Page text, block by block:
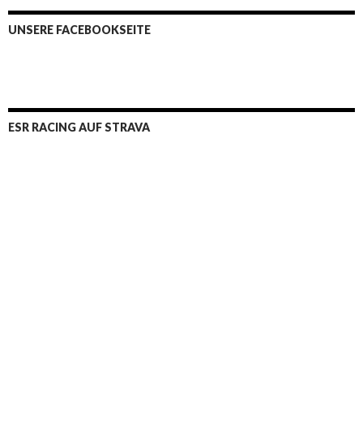
UNSERE FACEBOOKSEITE
ESR RACING AUF STRAVA